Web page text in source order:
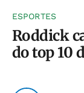
ESPORTES
Roddick
do top 10